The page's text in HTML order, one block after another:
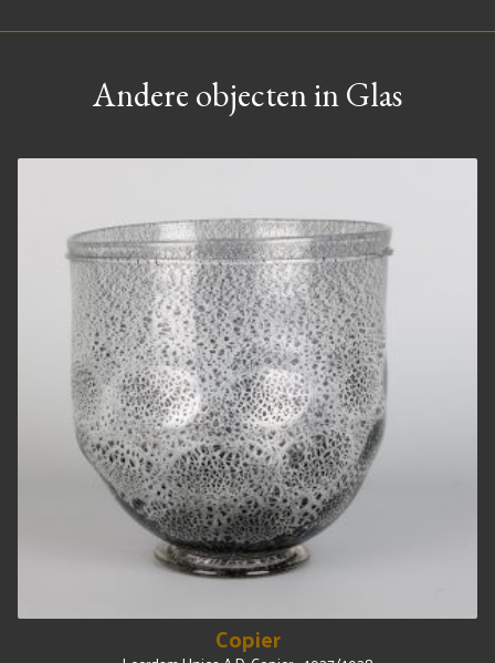
Andere objecten in Glas
Copier